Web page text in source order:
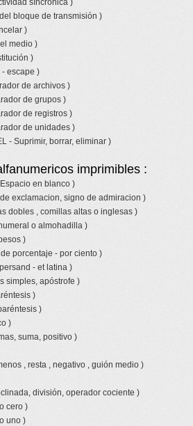
síncronica )
bloque de transmisión )
)
medio )
)
- escape )
de archivos )
de grupos )
de registros )
de unidades )
- Suprimir, borrar, eliminar )
imprimibles :
en blanco )
exclamacion, signo de admiracion )
dobles , comillas altas o inglesas )
o almohadilla )
)
porcentaje - por ciento )
- et latina )
simples, apóstrofe )
)
)
)
suma, positivo )
, resta , negativo , guión medio )
división, operador cociente )
cero )
uno )